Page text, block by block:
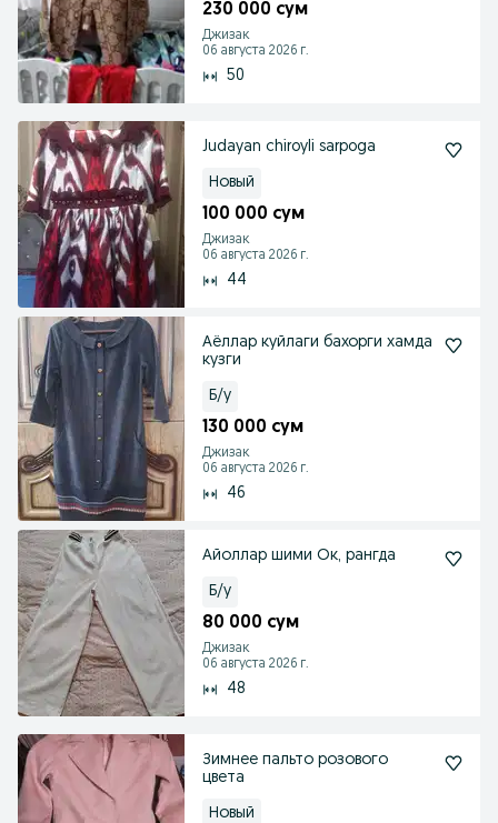
230 000 сум
Джизак
06 августа 2026 г.
50
Judayan chiroyli sarpoga
Новый
100 000 сум
Джизак
06 августа 2026 г.
44
Аёллар куйлаги бахорги хамда
кузги
Б/у
130 000 сум
Джизак
06 августа 2026 г.
46
Айоллар шими Ок, рангда
Б/у
80 000 сум
Джизак
06 августа 2026 г.
48
Зимнее пальто розового
цвета
Новый